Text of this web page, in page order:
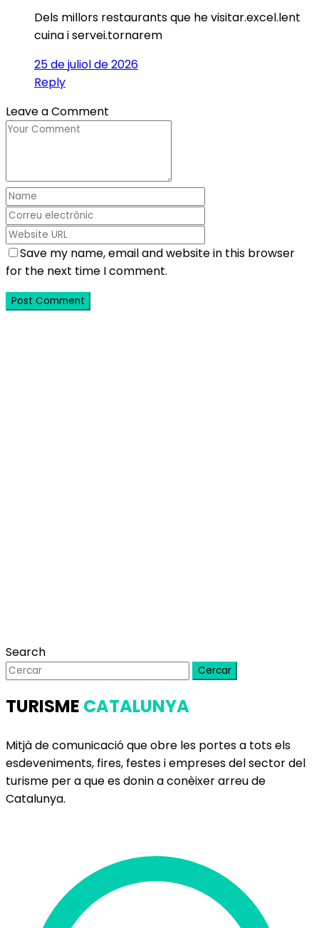
Dels millors restaurants que he visitar.excel.lent
cuina i servei.tornarem
25 de juliol de 2026
Reply
Leave a Comment
Save my name, email and website in this browser
for the next time I comment.
Search
Cercar
TURISME CATALUNYA
Mitjà de comunicació que obre les portes a tots els
esdeveniments, fires, festes i empreses del sector del
turisme per a que es donin a conèixer arreu de
Catalunya.